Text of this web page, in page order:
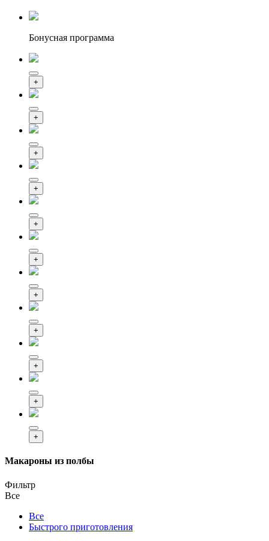
Бонусная программа
+
+
+
+
+
+
+
+
+
+
+
Макароны из полбы
Фильтр
Все
Все
Быстрого приготовления